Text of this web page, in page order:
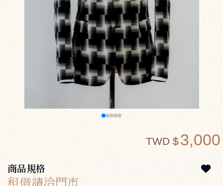
3,000
TWD $
商品規格
租借請洽門市